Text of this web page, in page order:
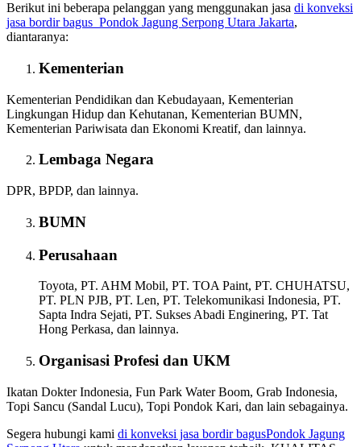
Berikut ini beberapa pelanggan yang menggunakan jasa di konveksi
jasa bordir bagus Pondok Jagung Serpong Utara Jakarta,
diantaranya:
Kementerian
Kementerian Pendidikan dan Kebudayaan, Kementerian
Lingkungan Hidup dan Kehutanan, Kementerian BUMN,
Kementerian Pariwisata dan Ekonomi Kreatif, dan lainnya.
Lembaga Negara
DPR, BPDP, dan lainnya.
BUMN
Perusahaan
Toyota, PT. AHM Mobil, PT. TOA Paint, PT. CHUHATSU,
PT. PLN PJB, PT. Len, PT. Telekomunikasi Indonesia, PT.
Sapta Indra Sejati, PT. Sukses Abadi Enginering, PT. Tat
Hong Perkasa, dan lainnya.
Organisasi Profesi dan UKM
Ikatan Dokter Indonesia, Fun Park Water Boom, Grab Indonesia,
Topi Sancu (Sandal Lucu), Topi Pondok Kari, dan lain sebagainya.
Segera hubungi kami di konveksi jasa bordir bagusPondok Jagung